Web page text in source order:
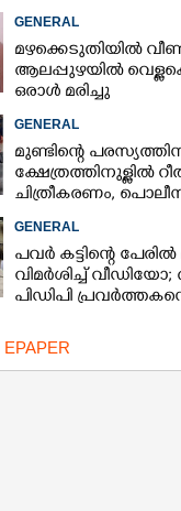
GENERAL
മഴക്കെടുതിയിൽ
ആലപ്പുഴയിൽ
ഒരാൾ മരിച്ചു
GENERAL
മുണ്ടിന്റെ
ക്ഷേത്രത്തിനുള്ളിൽ
ചിത്രീകരണം,
GENERAL
പവർ കട്ടിന്റെ
വിമർശിച്ച്
പിഡിപി
EPAPER